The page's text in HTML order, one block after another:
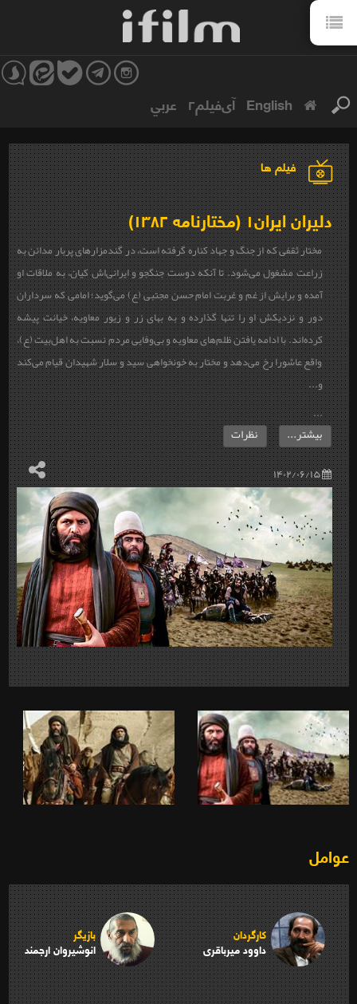
English آی‌فیلم۲ عربي
فیلم ها
دلیران ایران۱ (مختارنامه ۱۳۸۲)
مختار ثقفی که از جنگ و جهاد کناره گرفته است، در گندمزارهای پربار مدائن به
زراعت مشغول می‌شود. تا آنکه دوست جنگجو و ایرانی‌اش کیان، به ملاقات او
آمده و برایش از غم و غربت امام حسن مجتبی (ع) می‌گوید؛ امامی که سرداران
دور و نزدیکش او را تنها گذارده و به بهای زر و زیور معاویه، خیانت پیشه
کرده‌اند. با ادامه یافتن ظلم‌های معاویه و بی‌وفایی مردم نسبت به اهل‌بیت (ع)،
واقع عاشورا رخ می‌دهد و مختار به خونخواهی سید و سلار شهیدان قیام می‌کند
و...
...
۱۴۰۲/۰۶/۱۵
بیشتر... نظرات
عوامل
کارگردان
داوود میرباقری
بازیگر
انوشیروان ارجمند